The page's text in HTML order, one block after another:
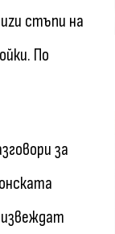
стъпи на
По
за